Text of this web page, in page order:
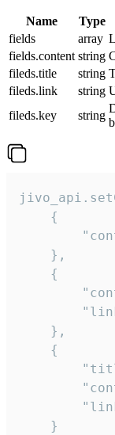
Name Type
fields
array
fields.content string
fileds.title
string
fileds.link
string
fileds.key
string
    {
    },
    {
    },
    {
    }